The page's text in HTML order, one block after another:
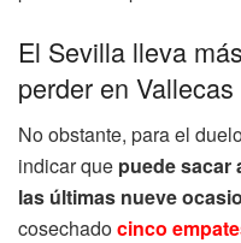
El Sevilla lleva
perder en Vallecas
No obstante, para el
indicar que puede sacar
las últimas nueve
cosechadocinco